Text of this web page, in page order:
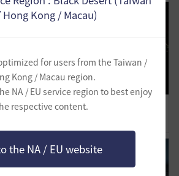
Hong Kong / Macau)
for users from the Taiwan /
Kong / Macau region.
NA / EU service region to best enjoy
respective content.
the NA / EU website
夜路, 夜放花千树